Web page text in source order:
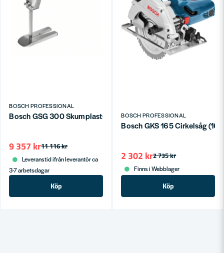
BOSCH PROFESSIONAL
Bosch GSG 300 Skumplastsåg 350W (->300mm)
11 116 kr
9 357 kr
Leveranstid ifrån leverantör ca
3-7 arbetsdagar
Köp
BOSCH PROFESSIONAL
Bosch GKS 165 Cirkelsåg
2 735 kr
2 302 kr
Finns i Webblager
Köp